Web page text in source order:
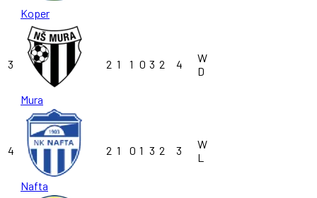
Koper
3
Mura
2 1 1 0 3 2 4
W
D
4
Nafta
2 1 0 1 3 2 3
W
L